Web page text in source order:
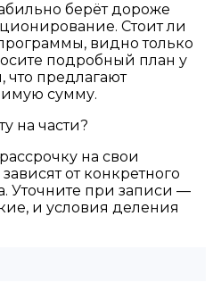
берёт дороже
Стоит ли
видно только
подробный план у
что предлагают
сумму.
на части?
на свои
от конкретного
Уточните при записи —
и условия деления